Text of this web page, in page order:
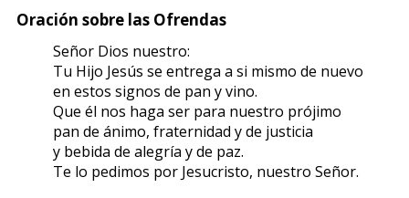
Oración sobre las Ofrendas
Señor Dios nuestro:
Tu Hijo Jesús se entrega a si mismo de nuevo
en estos signos de pan y vino.
Que él nos haga ser para nuestro prójimo
pan de ánimo, fraternidad y de justicia
y bebida de alegría y de paz.
Te lo pedimos por Jesucristo, nuestro Señor.